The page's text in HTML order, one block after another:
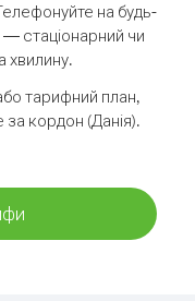
на будь-
стаціонарний чи
хвилину.
тарифний план,
кордон (Данія).